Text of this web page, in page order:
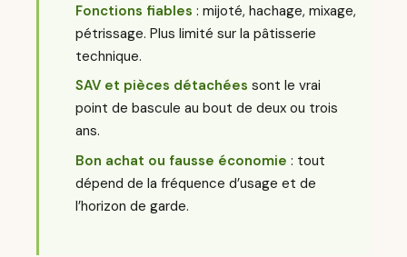
Fonctions fiables : mijoté, hachage, mixage,
pétrissage. Plus limité sur la pâtisserie
technique.
SAV et pièces détachées sont le vrai
point de bascule au bout de deux ou trois
ans.
Bon achat ou fausse économie : tout
dépend de la fréquence d’usage et de
l’horizon de garde.